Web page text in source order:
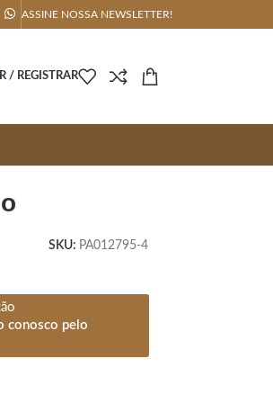
ASSINE NOSSA NEWSLETTER!
/ REGISTRAR
SKU: PA012795-4
conosco pelo